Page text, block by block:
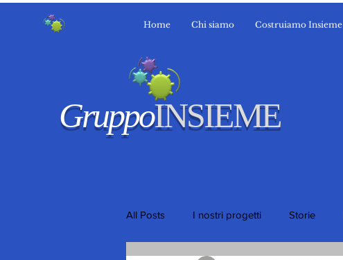
GruppoINSIEME
Home Chi siamo Costruiamo Insieme
All Posts I nostri progetti Storie